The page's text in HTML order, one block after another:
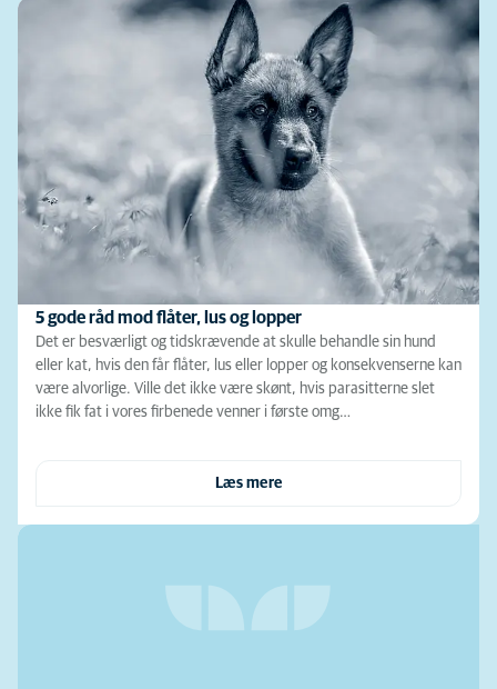
5 gode råd mod flåter, lus og lopper
Det er besværligt og tidskrævende at skulle behandle sin hund
eller kat, hvis den får flåter, lus eller lopper og konsekvenserne kan
være alvorlige. Ville det ikke være skønt, hvis parasitterne slet
ikke fik fat i vores firbenede venner i første omg…
Læs mere